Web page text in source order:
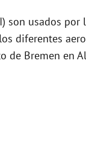
son usados
diferentes
Bremen en